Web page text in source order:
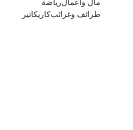
طرائف وغرائبكاريكاتير